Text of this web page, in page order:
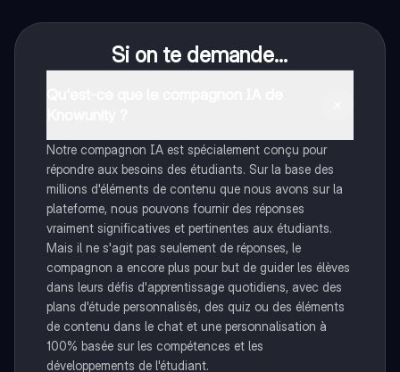
Si on te demande...
Notre compagnon IA est spécialement conçu pour
répondre aux besoins des étudiants. Sur la base des
millions d'éléments de contenu que nous avons sur la
plateforme, nous pouvons fournir des réponses
vraiment significatives et pertinentes aux étudiants.
Mais il ne s'agit pas seulement de réponses, le
compagnon a encore plus pour but de guider les élèves
dans leurs défis d'apprentissage quotidiens, avec des
plans d'étude personnalisés, des quiz ou des éléments
de contenu dans le chat et une personnalisation à
100% basée sur les compétences et les
développements de l'étudiant.